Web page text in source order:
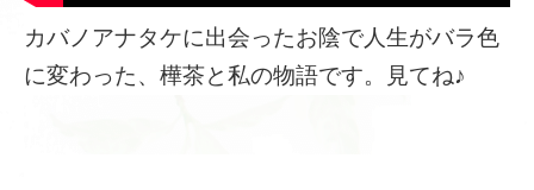
カバノアナタケに出会ったお陰で人生がバラ色
に変わった、樺茶と私の物語です。見てね♪